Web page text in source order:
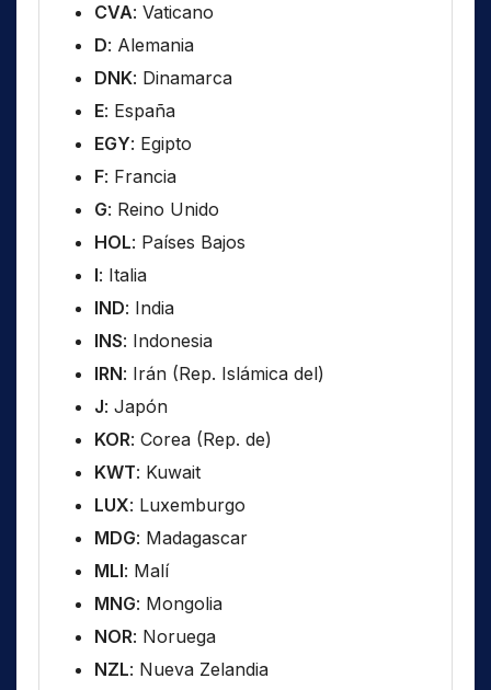
CVA: Vaticano
D: Alemania
DNK: Dinamarca
E: España
EGY: Egipto
F: Francia
G: Reino Unido
HOL: Países Bajos
I: Italia
IND: India
INS: Indonesia
IRN: Irán (Rep. Islámica del)
J: Japón
KOR: Corea (Rep. de)
KWT: Kuwait
LUX: Luxemburgo
MDG: Madagascar
MLI: Malí
MNG: Mongolia
NOR: Noruega
NZL: Nueva Zelandia